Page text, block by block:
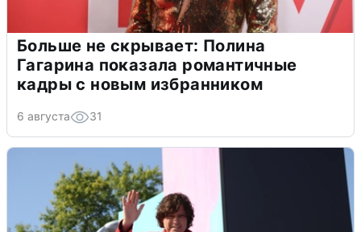
Больше не скрывает: Полина
Гагарина показала романтичные
кадры с новым избранником
6 августа 31